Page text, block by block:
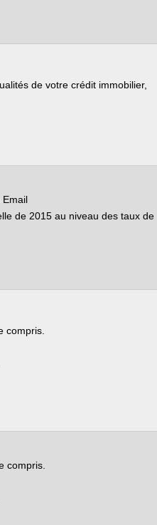
de votre crédit immobilier,
Email
de 2015 au niveau des taux de
compris.
compris.